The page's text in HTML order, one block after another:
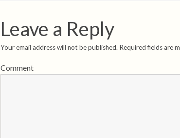
Leave a Reply
Your email address will not be published. Required fields are
Comment